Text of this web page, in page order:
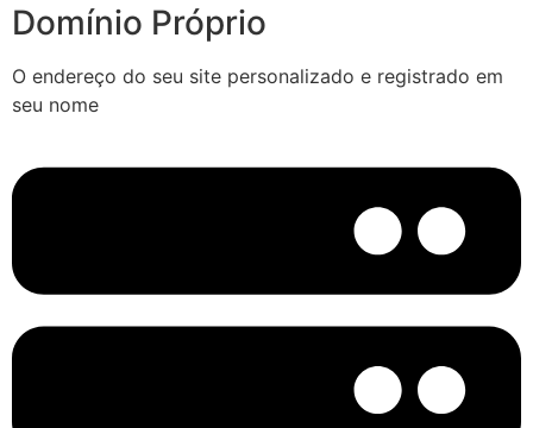
Domínio Próprio
O endereço do seu site personalizado e registrado em
seu nome